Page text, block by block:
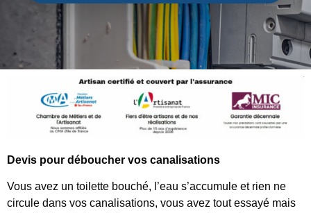
Devis pour déboucher vos canalisations
Vous avez un toilette bouché, l’eau s’accumule et rien ne
circule dans vos canalisations, vous avez tout essayé mais